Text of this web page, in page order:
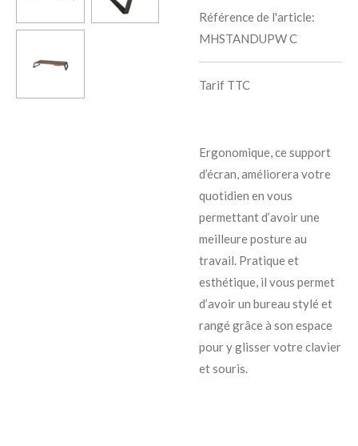
Référence de l'article:
MHSTANDUPW C
Tarif TTC
Ergonomique, ce support
d’écran, améliorera votre
quotidien en vous
permettant d’avoir une
meilleure posture au
travail. Pratique et
esthétique, il vous permet
d’avoir un bureau stylé et
rangé grâce à son espace
pour y glisser votre clavier
et souris.